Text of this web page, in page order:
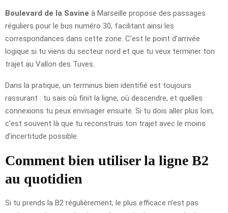
Boulevard de la Savine à Marseille propose des passages
réguliers pour le bus numéro 30, facilitant ainsi les
correspondances dans cette zone. C’est le point d’arrivée
logique si tu viens du secteur nord et que tu veux terminer ton
trajet au Vallon des Tuves.
Dans la pratique, un terminus bien identifié est toujours
rassurant : tu sais où finit la ligne, où descendre, et quelles
connexions tu peux envisager ensuite. Si tu dois aller plus loin,
c’est souvent là que tu reconstruis ton trajet avec le moins
d’incertitude possible.
Comment bien utiliser la ligne B2
au quotidien
Si tu prends la B2 régulièrement, le plus efficace n’est pas